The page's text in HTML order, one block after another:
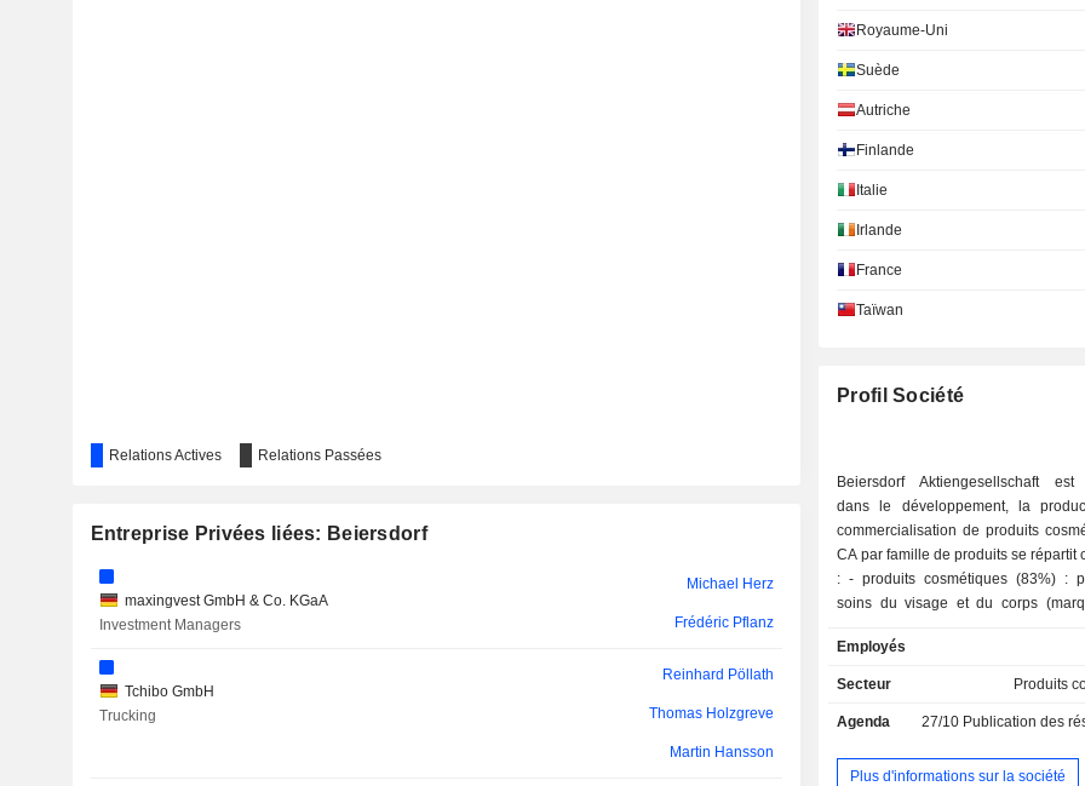
VOLVO CARS
CARBIOS
COCA-COLA EUROPACIFIC PARTNERS PLC
SALIX GROUP AB
Relations Actives Relations Passées
Entreprise Privées liées: Beiersdorf
maxingvest GmbH & Co. KGaA
Investment Managers
Michael Herz
Frédéric Pflanz
Tchibo GmbH
Trucking
Reinhard Pöllath
Thomas Holzgreve
Martin Hansson
Royaume-Uni
Suède
Autriche
Finlande
Italie
Irlande
France
Taïwan
Profil Société
Beiersdorf Aktiengesellschaft est
dans le développement, la
commercialisation de produits
CA par famille de produits se répartit
: - produits cosmétiques (83%) : produits de
soins du visage et du corps
produits capillaires (Nivea),
bandages (principalement
(Eucerin) ; - produits adhésifs (17%) :
plâtrage, scotchs, etc. (marque
Employés
Secteur Produits
Agenda 27/10 Publication des résultats
Plus d'informations sur la société